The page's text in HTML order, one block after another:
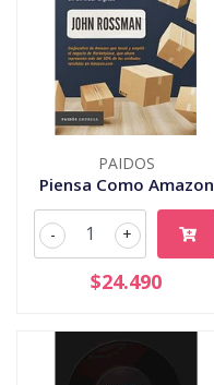
PAIDOS
Piensa Como Amazon
+
-
$24.490